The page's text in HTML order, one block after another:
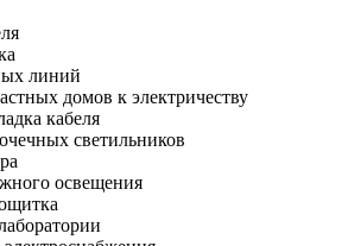
линий
домов к электричеству
кабеля
светильников
освещения